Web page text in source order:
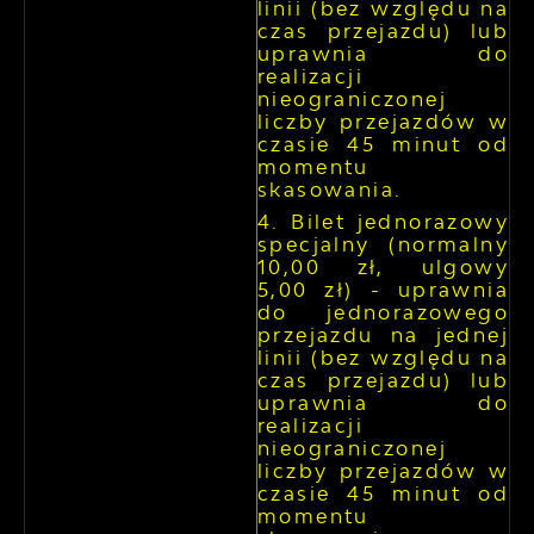
linii (bez względu na
czas przejazdu) lub
uprawnia do
realizacji
nieograniczonej
liczby przejazdów w
czasie 45 minut od
momentu
skasowania.
Bilet jednorazowy
specjalny (normalny
10,00 zł, ulgowy
5,00 zł) - uprawnia
do jednorazowego
przejazdu na jednej
linii (bez względu na
czas przejazdu) lub
uprawnia do
realizacji
nieograniczonej
liczby przejazdów w
czasie 45 minut od
momentu